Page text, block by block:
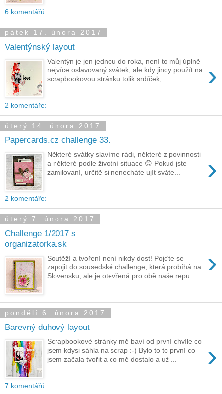
6 komentářů:
pátek 17. února 2017
Valentýnský layout
›
Valentýn je jen jednou do roka, není to můj úplně
nejvíce oslavovaný svátek, ale kdy jindy použít na
scrapbookovou stránku tolik srdíček, ...
2 komentáře:
úterý 14. února 2017
Papercards.cz challenge 33.
›
Některé svátky slavíme rádi, některé z povinnosti
a některé podle životní situace 😊 Pokud jste
zamilovaní, určitě si nenecháte ujít sváte...
2 komentáře:
úterý 7. února 2017
Challenge 1/2017 s
organizatorka.sk
›
Soutěží a tvoření není nikdy dost! Pojďte se
zapojit do sousedské challenge, která probíhá na
Slovensku, ale je otevřená pro obě naše repu...
pondělí 6. února 2017
Barevný duhový layout
›
Scrapbookové stránky mě baví od první chvíle co
jsem kdysi sáhla na scrap :-) Bylo to to první co
jsem začala tvořit a co mě dostalo a už ...
7 komentářů: